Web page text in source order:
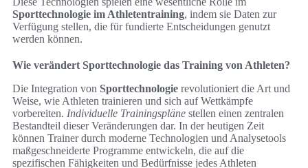
Sporttechnologie im Athletentraining, indem sie Daten zur
Verfügung stellen, die für fundierte Entscheidungen genutzt
werden können.
Wie verändert Sporttechnologie das Training von Athleten?
Die Integration von Sporttechnologie revolutioniert die Art und
Weise, wie Athleten trainieren und sich auf Wettkämpfe
vorbereiten. Individuelle Trainingspläne stellen einen zentralen
Bestandteil dieser Veränderungen dar. In der heutigen Zeit
können Trainer durch moderne Technologien und Analysetools
maßgeschneiderte Programme entwickeln, die auf die
spezifischen Fähigkeiten und Bedürfnisse jedes Athleten